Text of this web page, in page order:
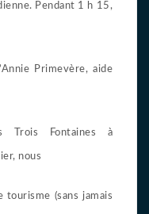
Pendant 1 h 15,
Primevère, aide
Trois Fontaines à
nous
(sans jamais